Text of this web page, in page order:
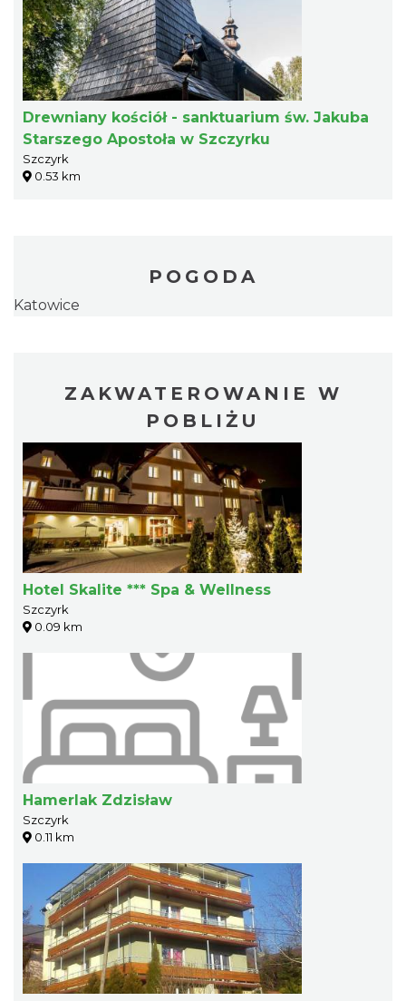
Drewniany kościół - sanktuarium św. Jakuba
Starszego Apostoła w Szczyrku
Szczyrk
0.53 km
POGODA
Katowice
ZAKWATEROWANIE W
POBLIŻU
Hotel Skalite *** Spa & Wellness
Szczyrk
0.09 km
Hamerlak Zdzisław
Szczyrk
0.11 km